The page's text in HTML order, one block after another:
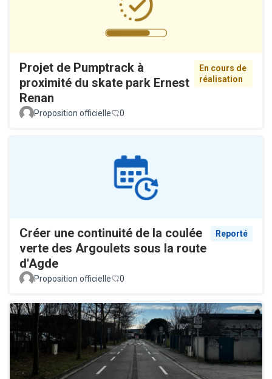
Projet de Pumptrack à
proximité du skate park Ernest
Renan
En cours de
réalisation
Proposition officielle 0
Créer une continuité de la coulée
verte des Argoulets sous la route
d'Agde
Reporté
Proposition officielle 0